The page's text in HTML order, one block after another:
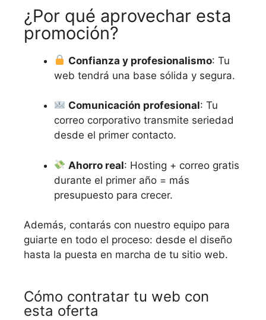
¿Por qué aprovechar esta
promoción?
Confianza y profesionalismo: Tu
web tendrá una base sólida y segura.
Comunicación profesional: Tu
correo corporativo transmite seriedad
desde el primer contacto.
Ahorro real: Hosting + correo gratis
durante el primer año = más
presupuesto para crecer.
Además, contarás con nuestro equipo para
guiarte en todo el proceso: desde el diseño
hasta la puesta en marcha de tu sitio web.
Cómo contratar tu web con
esta oferta